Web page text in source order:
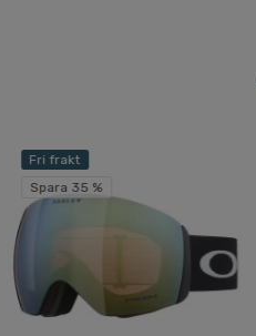
Fri frakt
Spara 35 %